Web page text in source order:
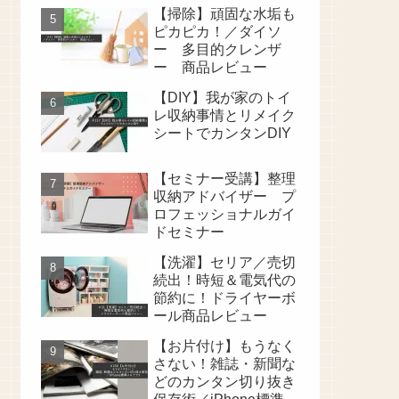
【掃除】頑固な水垢も
ピカピカ！／ダイソ
ー 多目的クレンザ
ー 商品レビュー
【DIY】我が家のトイ
レ収納事情とリメイク
シートでカンタンDIY
【セミナー受講】整理
収納アドバイザー プ
ロフェッショナルガイ
ドセミナー
【洗濯】セリア／売切
続出！時短＆電気代の
節約に！ドライヤーボ
ール商品レビュー
【お片付け】もうなく
さない！雑誌・新聞な
どのカンタン切り抜き